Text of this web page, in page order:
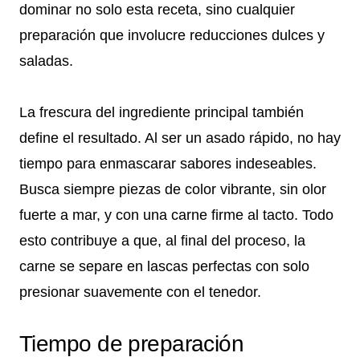
dominar no solo esta receta, sino cualquier
preparación que involucre reducciones dulces y
saladas.
La frescura del ingrediente principal también
define el resultado. Al ser un asado rápido, no hay
tiempo para enmascarar sabores indeseables.
Busca siempre piezas de color vibrante, sin olor
fuerte a mar, y con una carne firme al tacto. Todo
esto contribuye a que, al final del proceso, la
carne se separe en lascas perfectas con solo
presionar suavemente con el tenedor.
Tiempo de preparación